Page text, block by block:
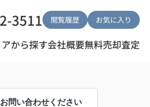
3511 閲覧履歴 お気に入り
から探す会社概要無料売却査定
問い合わせください